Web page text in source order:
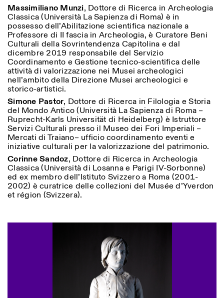
Massimiliano Munzi, Dottore di Ricerca in Archeologia
Classica (Università La Sapienza di Roma) è in
possesso dell’Abilitazione scientifica nazionale a
Professore di II fascia in Archeologia, è Curatore Beni
Culturali della Sovrintendenza Capitolina e dal
dicembre 2019 responsabile del Servizio
Coordinamento e Gestione tecnico-scientifica delle
attività di valorizzazione nei Musei archeologici
nell’ambito della Direzione Musei archeologici e
storico-artistici.
Simone Pastor, Dottore di Ricerca in Filologia e Storia
del Mondo Antico (Università La Sapienza di Roma –
Ruprecht-Karls Universität di Heidelberg) è Istruttore
Servizi Culturali presso il Museo dei Fori Imperiali –
Mercati di Traiano– ufficio coordinamento eventi e
iniziative culturali per la valorizzazione del patrimonio.
Corinne Sandoz, Dottore di Ricerca in Archeologia
Classica (Università di Losanna e Parigi IV-Sorbonne)
ed ex membro dell’Istituto Svizzero a Roma (2001-
2002) è curatrice delle collezioni del Musée d’Yverdon
et région (Svizzera).